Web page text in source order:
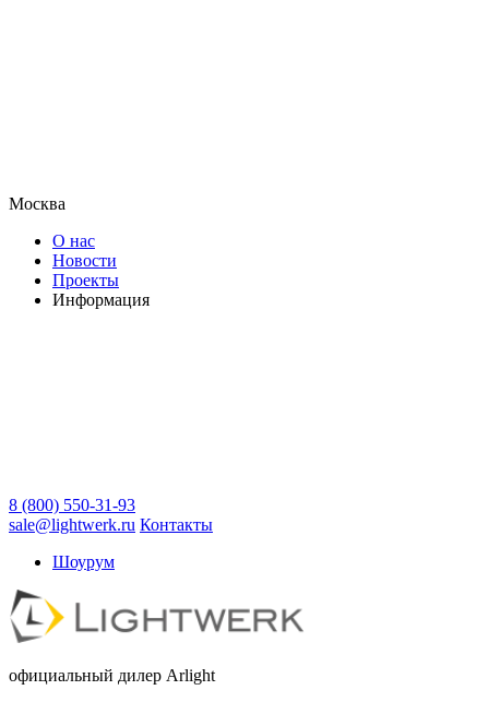
Москва
О нас
Новости
Проекты
Информация
8 (800) 550-31-93
sale@lightwerk.ru Контакты
Шоурум
официальный дилер Arlight